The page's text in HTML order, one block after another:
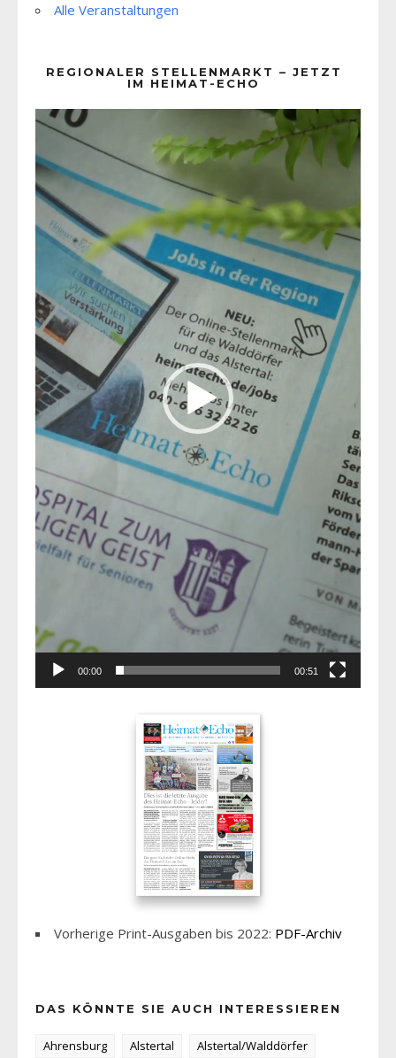
Alle Veranstaltungen
REGIONALER STELLENMARKT – JETZT
IM HEIMAT-ECHO
Player
00:00 00:51
Vorherige Print-Ausgaben bis 2022: PDF-Archiv
DAS KÖNNTE SIE AUCH INTERESSIEREN
Ahrensburg Alstertal
Alstertal/Walddörfer